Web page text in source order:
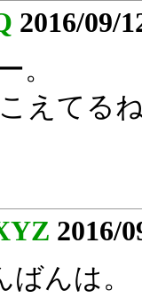
2016/09/
。
えてる
2016/
ばんは